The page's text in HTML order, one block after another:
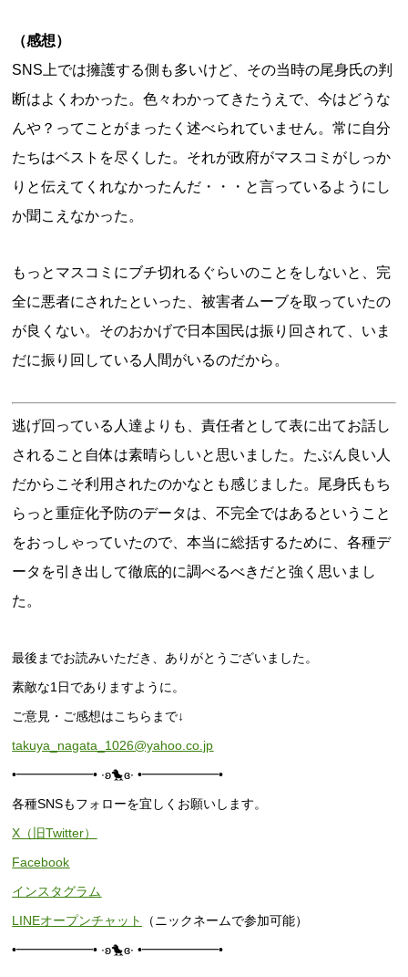
（感想）
SNS上では擁護する側も多いけど、その当時の尾身氏の判
断はよくわかった。色々わかってきたうえで、今はどうな
んや？ってことがまったく述べられていません。常に自分
たちはベストを尽くした。それが政府がマスコミがしっか
りと伝えてくれなかったんだ・・・と言っているようにし
か聞こえなかった。
もっとマスコミにブチ切れるぐらいのことをしないと、完
全に悪者にされたといった、被害者ムーブを取っていたの
が良くない。そのおかげで日本国民は振り回されて、いま
だに振り回している人間がいるのだから。
逃げ回っている人達よりも、責任者として表に出てお話し
されること自体は素晴らしいと思いました。たぶん良い人
だからこそ利用されたのかなとも感じました。尾身氏もち
らっと重症化予防のデータは、不完全ではあるということ
をおっしゃっていたので、本当に総括するために、各種デ
ータを引き出して徹底的に調べるべきだと強く思いまし
た。
最後までお読みいただき、ありがとうございました。
素敵な1日でありますように。
ご意見・ご感想はこちらまで↓
takuya_nagata_1026@yahoo.co.jp
•━━━━━━• ∙ʚ🐤ɞ∙ •━━━━━━•
各種SNSもフォローを宜しくお願いします。
X（旧Twitter）
Facebook
インスタグラム
LINEオープンチャット
（ニックネームで参加可能）
•━━━━━━• ∙ʚ🐤ɞ∙ •━━━━━━•